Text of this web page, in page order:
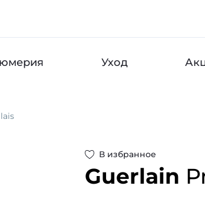
Уход
В избранное
Guerlain